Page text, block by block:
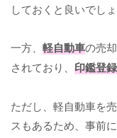
しておくと良いでしょ
一方、 軽自動車の売
されており、 印鑑登
ただし、軽自動車を
スもあるため、事前